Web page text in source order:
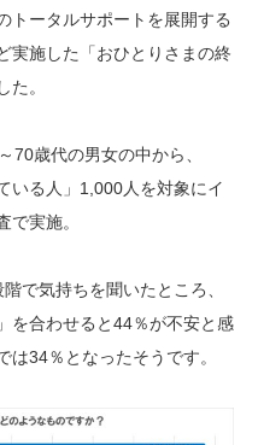
トータルサポートを展開する
実施した「おひとりさまの終
た。
70歳代の男女の中から、
いる人」1,000人を対象にイ
で実施。
で気持ちを聞いたところ、
を合わせると44％が不安と感
は34％となったそうです。